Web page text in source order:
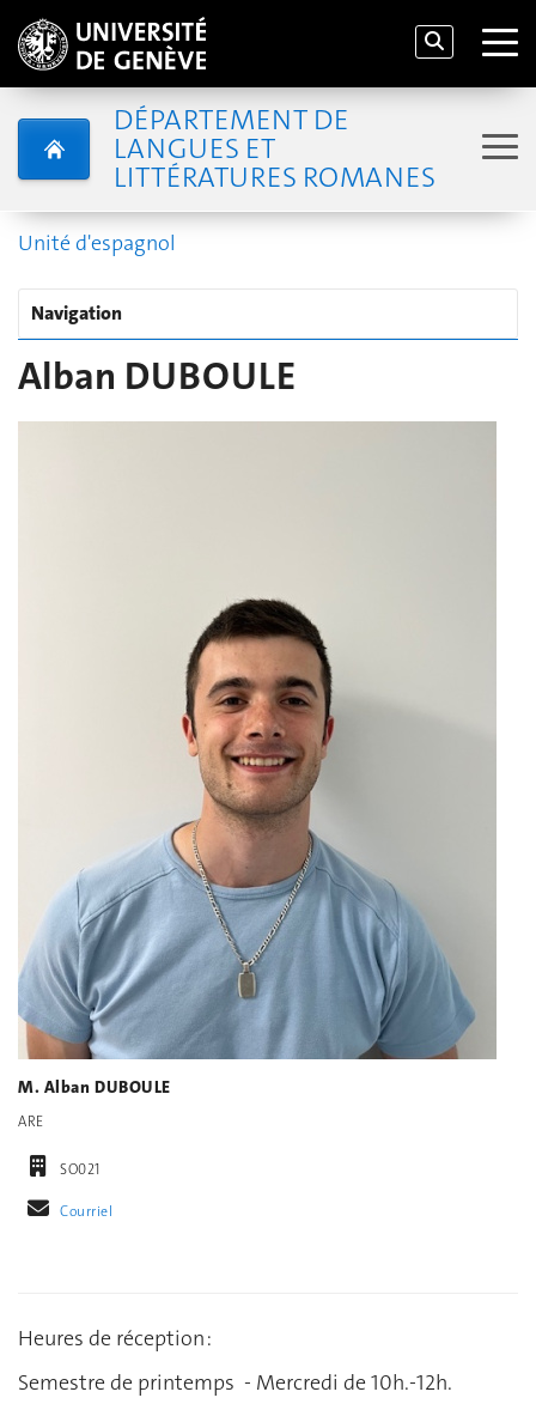
DÉPARTEMENT DE
LANGUES ET
LITTÉRATURES ROMANES
Unité d'espagnol
Navigation
Alban DUBOULE
M. Alban DUBOULE
ARE
SO021
Courriel
Heures de réception :
Semestre de printemps - Mercredi de 10h.-12h.